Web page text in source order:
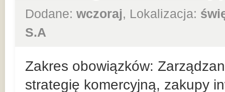
Dodane: wczoraj, Lokalizacja:
S.A
Zakres obowiązków:
strategię komercyjną, zakupy